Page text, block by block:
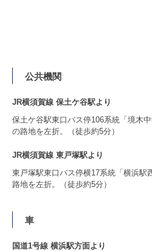
公共機関
JR横須賀線 保土ケ谷駅より
保土ケ谷駅東口バス停106系統「境木
の路地を左折。（徒歩約5分）
JR横須賀線 東戸塚駅より
東戸塚駅東口バス停横17系統「横浜
路地を左折。（徒歩約5分）
車
国道1号線 横浜駅方面より